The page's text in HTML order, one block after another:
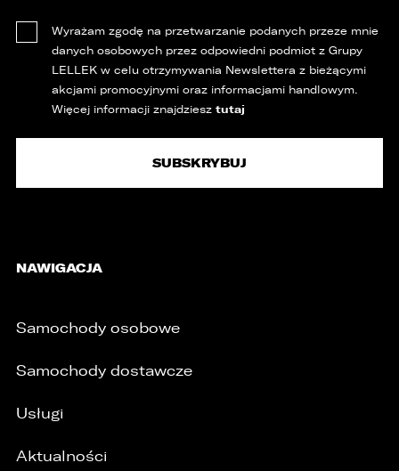
Wyrażam zgodę na przetwarzanie podanych przeze mnie
danych osobowych przez odpowiedni podmiot z Grupy
LELLEK w celu otrzymywania Newslettera z bieżącymi
akcjami promocyjnymi oraz informacjami handlowym.
Więcej informacji znajdziesz tutaj
NAWIGACJA
Samochody osobowe
Samochody dostawcze
Usługi
Aktualności